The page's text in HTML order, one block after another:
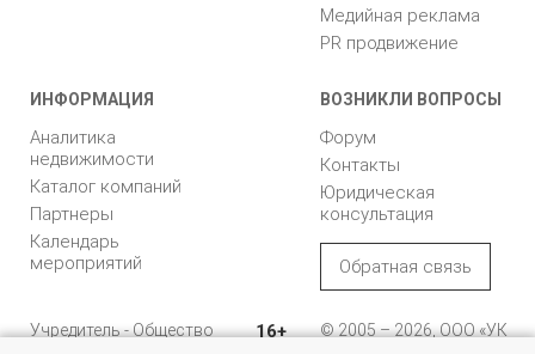
Медийная реклама
PR продвижение
ИНФОРМАЦИЯ
Аналитика
недвижимости
Каталог компаний
Партнеры
Календарь
мероприятий
ВОЗНИКЛИ ВОПРОСЫ
Форум
Контакты
Юридическая
консультация
Обратная связь
Учредитель - Общество
16+
© 2005 – 2026, ООО «УК